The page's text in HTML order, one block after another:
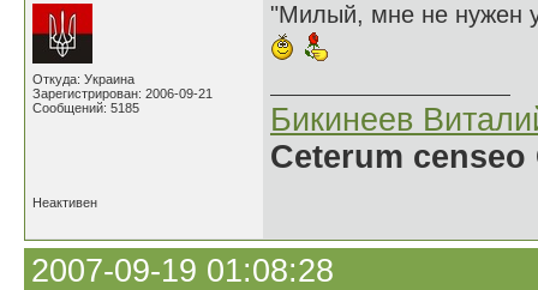
Откуда: Украина
Зарегистрирован: 2006-09-21
Сообщений: 5185
"Милый, мне не нужен
Бикинеев
Ceterum
Неактивен
2007-09-19 01:08:28